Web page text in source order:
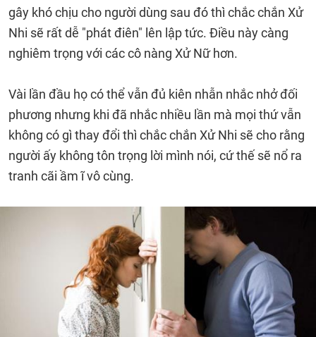
gây khó chịu cho người dùng sau đó thì chắc chắn Xử
Nhi sẽ rất dễ "phát điên" lên lập tức. Điều này càng
nghiêm trọng với các cô nàng Xử Nữ hơn.
Vài lần đầu họ có thể vẫn đủ kiên nhẫn nhắc nhở đối
phương nhưng khi đã nhắc nhiều lần mà mọi thứ vẫn
không có gì thay đổi thì chắc chắn Xử Nhi sẽ cho rằng
người ấy không tôn trọng lời mình nói, cứ thế sẽ nổ ra
tranh cãi ầm ĩ vô cùng.